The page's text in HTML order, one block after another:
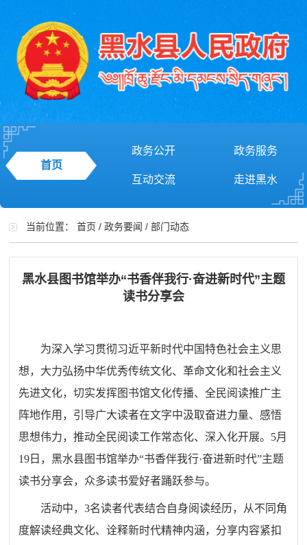
首页
政务公开 政务服务
互动交流 走进黑水
当前位置：首页 /政务要闻 /部门动态
黑水县图书馆举办“书香伴我行·奋进新时代”主题
读书分享会
为深入学习贯彻习近平新时代中国特色社会主义思
想，大力弘扬中华优秀传统文化、革命文化和社会主义
先进文化，切实发挥图书馆文化传播、全民阅读推广主
阵地作用，引导广大读者在文字中汲取奋进力量、感悟
思想伟力，推动全民阅读工作常态化、深入化开展。5月
19日，黑水县图书馆举办“书香伴我行·奋进新时代”主题
读书分享会，众多读书爱好者踊跃参与。
活动中，3名读者代表结合自身阅读经历，从不同角
度解读经典文化、诠释新时代精神内涵，分享内容紧扣